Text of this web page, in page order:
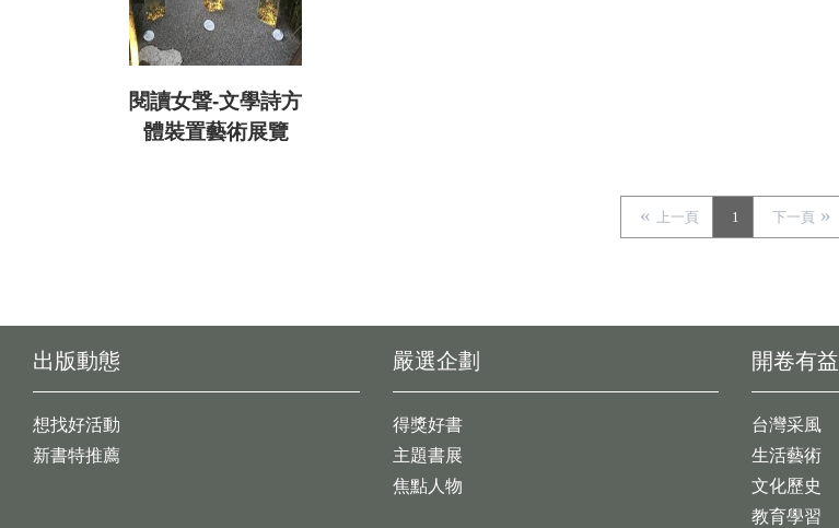
閱讀女聲-文學詩方
體裝置藝術展覽
上一頁 1 下一頁
出版動態
想找好活動
新書特推薦
開卷有益
台灣采風
生活藝術
文化歷史
教育學習
嚴選企劃
得獎好書
主題書展
焦點人物